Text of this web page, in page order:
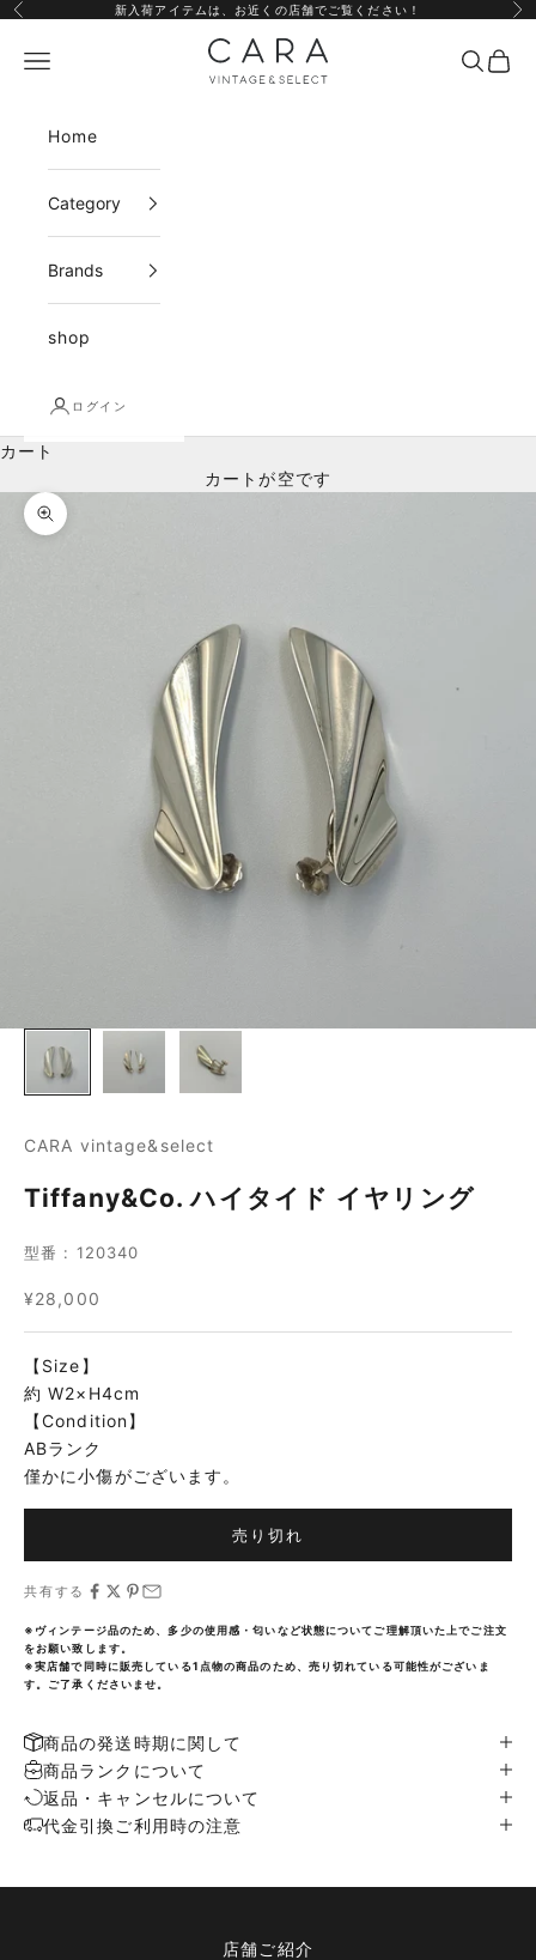
コンテンツへスキップ
前へ 新入荷アイテムは、 お近くの店舗でご覧ください！ 次
CARA vintage&select
メニュー 検索カー
Home
Category
Brands
shop
ログイン
カート
カートが空です
ズームイン
CARA vintage&select
Tiffany&Co. ハイタイド イヤリング
型番 : 120340
セール価格
¥28,000
【Size】
約 W2×H4cm
【Condition】
ABランク
僅かに小傷がございます。
売り切れ
共有する
※ヴィンテージ品のため、多少の使用感・匂いなど状態についてご理解頂いた上でご注文
をお願い致します。
※実店舗で同時に販売している1点物の商品のため、売り切れている可能性がございま
す。ご了承くださいませ。
商品の発送時期に関して
商品ランクについて
返品・キャンセルについて
代金引換ご利用時の注意
店舗ご紹介